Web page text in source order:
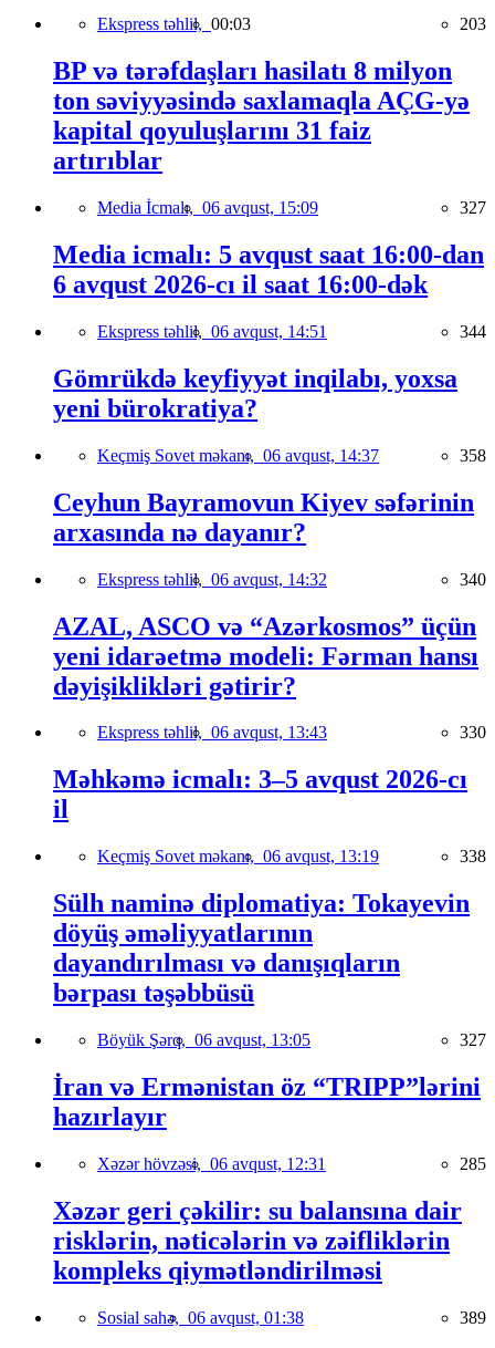
Ekspress təhlil, 00:03 203
BP və tərəfdaşları hasilatı 8 milyon
ton səviyyəsində saxlamaqla AÇG-yə
kapital qoyuluşlarını 31 faiz
artırıblar
Media İcmalı, 06 avqust, 15:09 327
Media icmalı: 5 avqust saat 16:00-dan
6 avqust 2026-cı il saat 16:00-dək
Ekspress təhlil, 06 avqust, 14:51 344
Gömrükdə keyfiyyət inqilabı, yoxsa
yeni bürokratiya?
Keçmiş Sovet məkanı, 06 avqust, 14:37 358
Ceyhun Bayramovun Kiyev səfərinin
arxasında nə dayanır?
Ekspress təhlil, 06 avqust, 14:32 340
AZAL, ASCO və “Azərkosmos” üçün
yeni idarəetmə modeli: Fərman hansı
dəyişiklikləri gətirir?
Ekspress təhlil, 06 avqust, 13:43 330
Məhkəmə icmalı: 3–5 avqust 2026-cı
il
Keçmiş Sovet məkanı, 06 avqust, 13:19 338
Sülh naminə diplomatiya: Tokayevin
döyüş əməliyyatlarının
dayandırılması və danışıqların
bərpası təşəbbüsü
Böyük Şərq, 06 avqust, 13:05 327
İran və Ermənistan öz “TRIPP”lərini
hazırlayır
Xəzər hövzəsi, 06 avqust, 12:31 285
Xəzər geri çəkilir: su balansına dair
risklərin, nəticələrin və zəifliklərin
kompleks qiymətləndirilməsi
Sosial sahə, 06 avqust, 01:38 389